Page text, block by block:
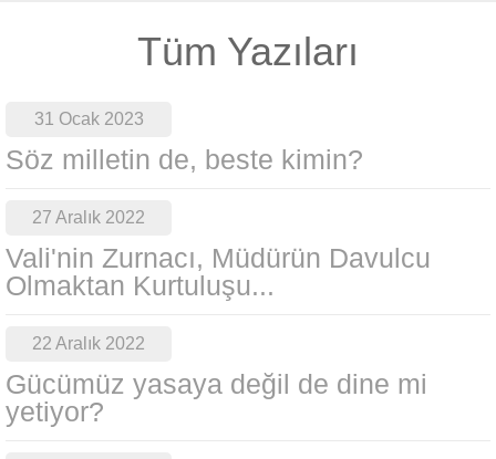
Tüm Yazıları
31 Ocak 2023
Söz milletin de, beste kimin?
27 Aralık 2022
Vali'nin Zurnacı, Müdürün Davulcu
Olmaktan Kurtuluşu...
22 Aralık 2022
Gücümüz yasaya değil de dine mi
yetiyor?